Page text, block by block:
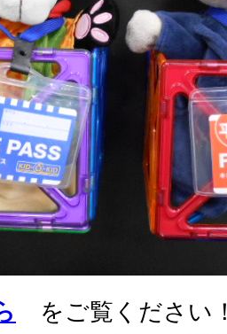
をご覧ください